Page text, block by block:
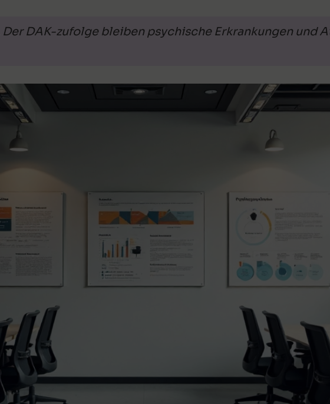
DAK-zufolge bleiben psychische Erkrankungen und